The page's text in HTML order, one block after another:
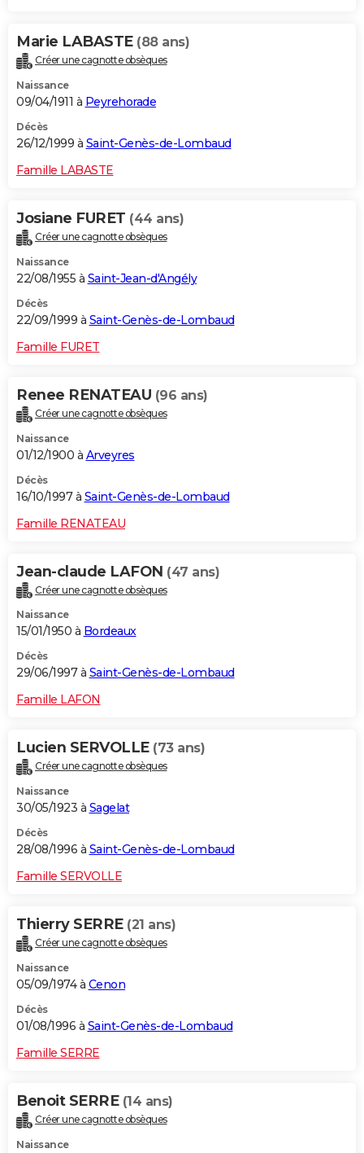
Marie LABASTE (88 ans)
Créer une cagnotte obsèques
Naissance
09/04/1911 à Peyrehorade
Décès
26/12/1999 à Saint-Genès-de-Lombaud
Famille LABASTE
Josiane FURET (44 ans)
Créer une cagnotte obsèques
Naissance
22/08/1955 à Saint-Jean-d'Angély
Décès
22/09/1999 à Saint-Genès-de-Lombaud
Famille FURET
Renee RENATEAU (96 ans)
Créer une cagnotte obsèques
Naissance
01/12/1900 à Arveyres
Décès
16/10/1997 à Saint-Genès-de-Lombaud
Famille RENATEAU
Jean-claude LAFON (47 ans)
Créer une cagnotte obsèques
Naissance
15/01/1950 à Bordeaux
Décès
29/06/1997 à Saint-Genès-de-Lombaud
Famille LAFON
Lucien SERVOLLE (73 ans)
Créer une cagnotte obsèques
Naissance
30/05/1923 à Sagelat
Décès
28/08/1996 à Saint-Genès-de-Lombaud
Famille SERVOLLE
Thierry SERRE (21 ans)
Créer une cagnotte obsèques
Naissance
05/09/1974 à Cenon
Décès
01/08/1996 à Saint-Genès-de-Lombaud
Famille SERRE
Benoit SERRE (14 ans)
Créer une cagnotte obsèques
Naissance